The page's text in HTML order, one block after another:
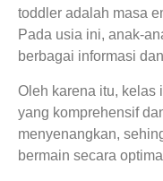
toddler adalah masa
Pada usia ini, anak-
berbagai informasi
Oleh karena itu, kelas
yang komprehensif
menyenangkan,
bermain secara